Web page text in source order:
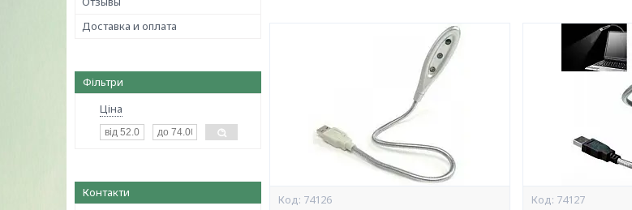
Доставка и оплата
Фільтри
Ціна
Контакти
74126 74127